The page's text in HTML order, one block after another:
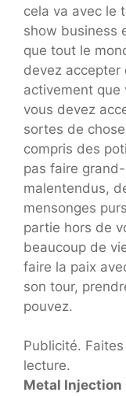
cela va avec le
show business
que tout le
devez accepter
activement que
vous devez
sortes de
compris des
pas faire
malentendus,
mensonges
partie hors de
beaucoup de
faire la paix
son tour,
pouvez.
Publicité.
lecture.
Metal Injection